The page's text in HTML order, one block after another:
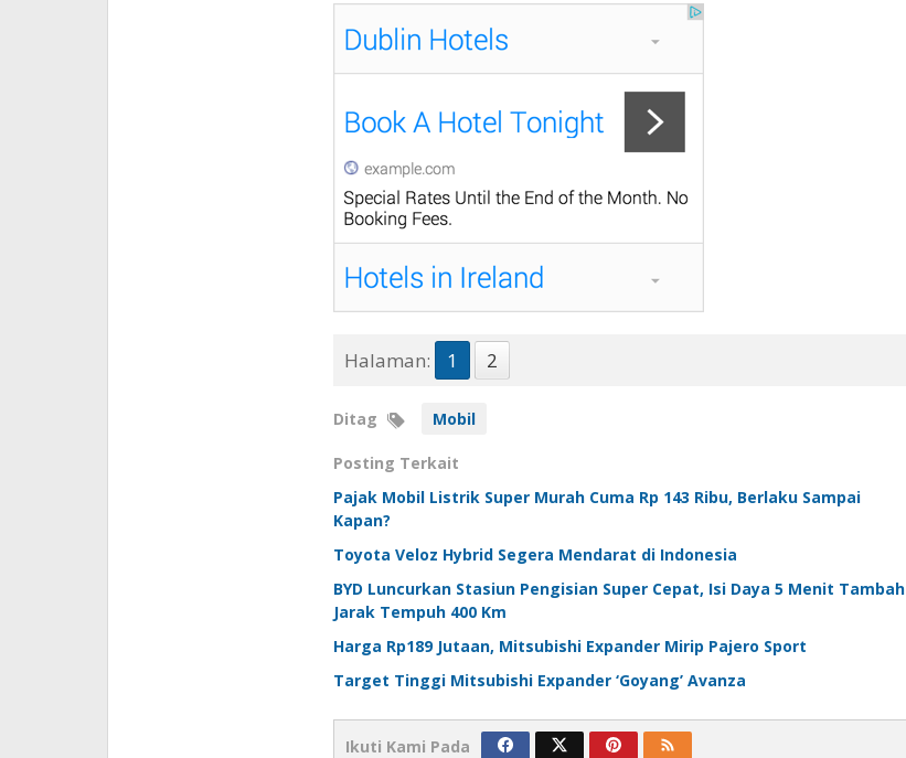
Halaman: 1 2
Ditag Mobil
Posting Terkait
Pajak Mobil Listrik Super Murah Cuma Rp 143 Ribu, Berlaku Sampai
Kapan?
Toyota Veloz Hybrid Segera Mendarat di Indonesia
BYD Luncurkan Stasiun Pengisian Super Cepat, Isi Daya 5 Menit Tambah
Jarak Tempuh 400 Km
Harga Rp189 Jutaan, Mitsubishi Expander Mirip Pajero Sport
Target Tinggi Mitsubishi Expander ‘Goyang’ Avanza
Ikuti Kami Pada